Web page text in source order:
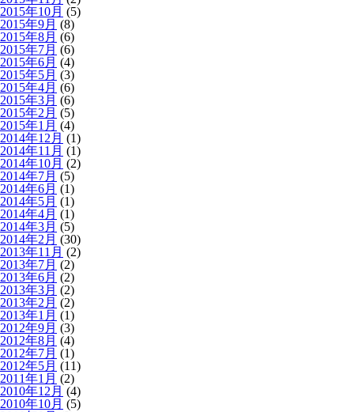
2015年10月 (5)
2015年9月 (8)
2015年8月 (6)
2015年7月 (6)
2015年6月 (4)
2015年5月 (3)
2015年4月 (6)
2015年3月 (6)
2015年2月 (5)
2015年1月 (4)
2014年12月 (1)
2014年11月 (1)
2014年10月 (2)
2014年7月 (5)
2014年6月 (1)
2014年5月 (1)
2014年4月 (1)
2014年3月 (5)
2014年2月 (30)
2013年11月 (2)
2013年7月 (2)
2013年6月 (2)
2013年3月 (2)
2013年2月 (2)
2013年1月 (1)
2012年9月 (3)
2012年8月 (4)
2012年7月 (1)
2012年5月 (11)
2011年1月 (2)
2010年12月 (4)
2010年10月 (5)